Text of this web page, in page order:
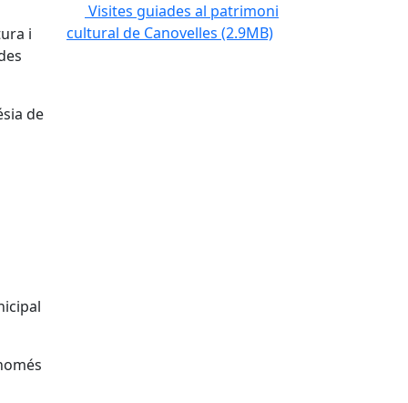
i
de
Visites guiades al patrimoni
cultural de Canovelles (2.9MB)